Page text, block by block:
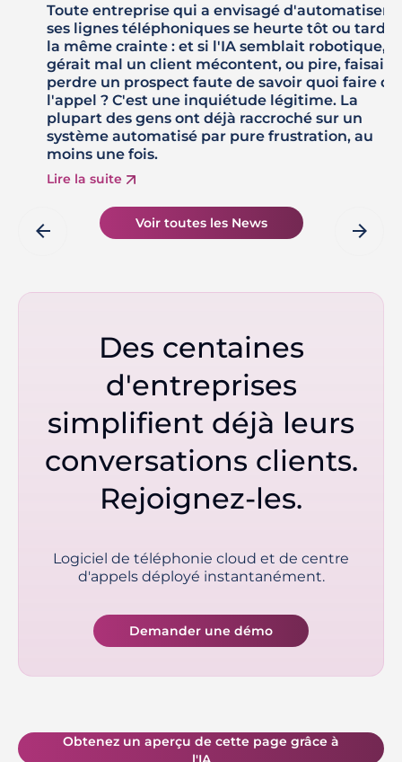
Toute entreprise qui a envisagé d'automatiser
ses lignes téléphoniques se heurte tôt ou tard à
la même crainte : et si l'IA semblait robotique,
gérait mal un client mécontent, ou pire, faisait
perdre un prospect faute de savoir quoi faire de
l'appel ? C'est une inquiétude légitime. La
plupart des gens ont déjà raccroché sur un
système automatisé par pure frustration, au
moins une fois.
Lire la suite
arrow_back Voir toutes les News arrow_forward
Des centaines
d'entreprises
simplifient déjà leurs
conversations clients.
Rejoignez-les.
Logiciel de téléphonie cloud et de centre
d'appels déployé instantanément.
Demander une démo
Obtenez un aperçu de cette page grâce à